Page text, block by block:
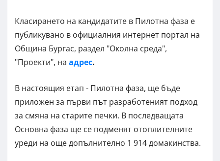
Класирането на кандидатите в Пилотна фаза е
публикувано в официалния интернет портал на
Община Бургас, раздел "Околна среда",
"Проекти", на адрес.
В настоящия етап - Пилотна фаза, ще бъде
приложен за първи път разработеният подход
за смяна на старите печки. В последващата
Основна фаза ще се подменят отоплителните
уреди на още допълнително 1 914 домакинства.